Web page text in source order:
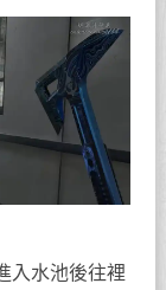
入水池後往裡